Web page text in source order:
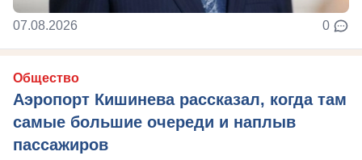
07.08.2026 0
Общество
Аэропорт Кишинева рассказал, когда там
самые большие очереди и наплыв
пассажиров